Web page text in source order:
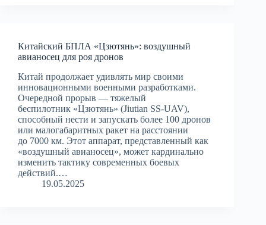
Китайский БПЛА «Цзютянь»: воздушный
авианосец для роя дронов
Китай продолжает удивлять мир своими
инновационными военными разработками.
Очередной прорыв — тяжелый
беспилотник «Цзютянь» (Jiutian SS-UAV),
способный нести и запускать более 100 дронов
или малогабаритных ракет на расстоянии
до 7000 км. Этот аппарат, представленный как
«воздушный авианосец», может кардинально
изменить тактику современных боевых
действий.…
19.05.2025